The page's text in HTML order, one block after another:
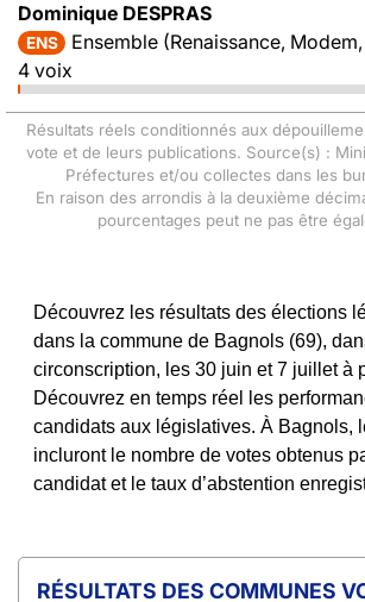
Dominique DESPRAS
ENS
Ensemble (Renaissance, Modem,
4 voix
Résultats réels conditionnés aux
vote et de leurs publications. Source(s) :
Préfectures et/ou collectes dans les
En raison des arrondis à la deuxième
pourcentages peut ne pas être
Découvrez les résultats des élections
dans la commune de Bagnols (69),
circonscription, les 30 juin et 7 juillet à
Découvrez en temps réel les
candidats aux législatives. À Bagnols,
incluront le nombre de votes obtenus
candidat et le taux d’abstention
COMMUNES